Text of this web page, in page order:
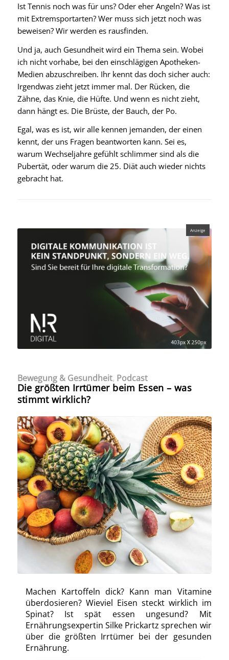
Ist Tennis noch was für uns? Oder eher Angeln? Was ist
mit Extremsportarten? Wer muss sich jetzt noch was
beweisen? Wir werden es rausfinden.
Und ja, auch Gesundheit wird ein Thema sein. Wobei
ich nicht vorhabe, bei den einschlägigen Apotheken-
Medien abzuschreiben. Ihr kennt das doch sicher auch:
Irgendwas zieht jetzt immer mal. Der Rücken, die
Zähne, das Knie, die Hüfte. Und wenn es nicht zieht,
dann hängt es. Die Brüste, der Bauch, der Po.
Egal, was es ist, wir alle kennen jemanden, der einen
kennt, der uns Fragen beantworten kann. Sei es,
warum Wechseljahre gefühlt schlimmer sind als die
Pubertät, oder warum die 25. Diät auch wieder nichts
gebracht hat.
Bewegung & Gesundheit, Podcast
Die größten Irrtümer beim Essen – was
stimmt wirklich?
Machen Kartoffeln dick? Kann man Vitamine
überdosieren? Wieviel Eisen steckt wirklich im
Spinat? Ist spät essen ungesund? Mit
Ernährungsexpertin Silke Prickartz sprechen wir
über die größten Irrtümer bei der gesunden
Ernährung.